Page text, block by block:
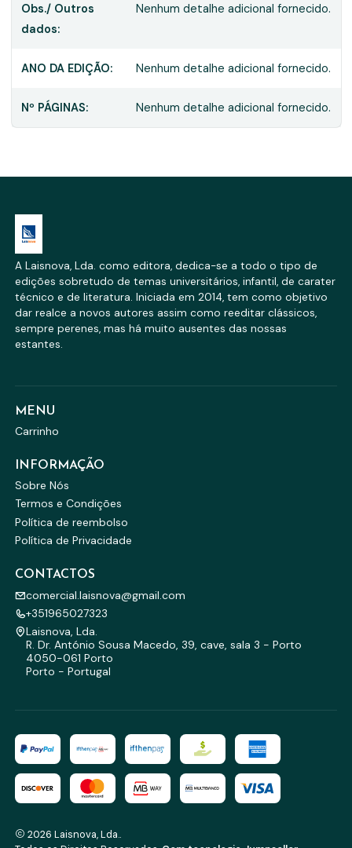
Obs./ Outros
dados:
Nenhum detalhe adicional fornecido.
ANO DA EDIÇÃO: Nenhum detalhe adicional fornecido.
Nº PÁGINAS: Nenhum detalhe adicional fornecido.
A Laisnova, Lda. como editora, dedica-se a todo o tipo de
edições sobretudo de temas universitários, infantil, de carater
técnico e de literatura. Iniciada em 2014, tem como objetivo
dar realce a novos autores assim como reeditar clássicos,
sempre perenes, mas há muito ausentes das nossas
estantes.
MENU
Carrinho
INFORMAÇÃO
Sobre Nós
Termos e Condições
Política de reembolso
Política de Privacidade
CONTACTOS
comercial.laisnova@gmail.com
+351965027323
Laisnova, Lda.
R. Dr. António Sousa Macedo, 39, cave, sala 3 - Porto
4050-061 Porto
Porto - Portugal
2026 Laisnova, Lda..